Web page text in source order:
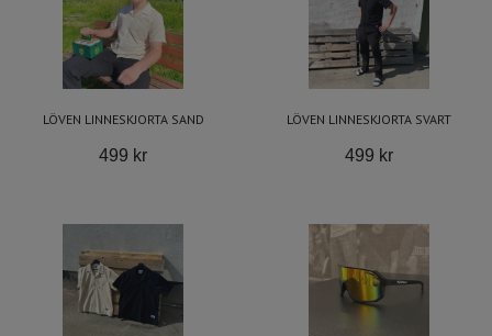
LÖVEN LINNESKJORTA SAND
499 kr
LÖVEN LINNESKJORTA SVART
499 kr